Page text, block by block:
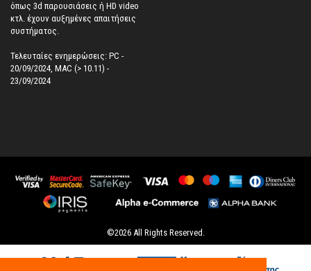
όπως 3d παρουσιάσεις ή HD video
κτλ. έχουν αυξημένες απαιτήσεις
συστήματος.
Τελευταίες ενημερώσεις: PC -
20/09/2024, MAC (> 10.11) -
23/09/2024
©2026All Rights Reserved.